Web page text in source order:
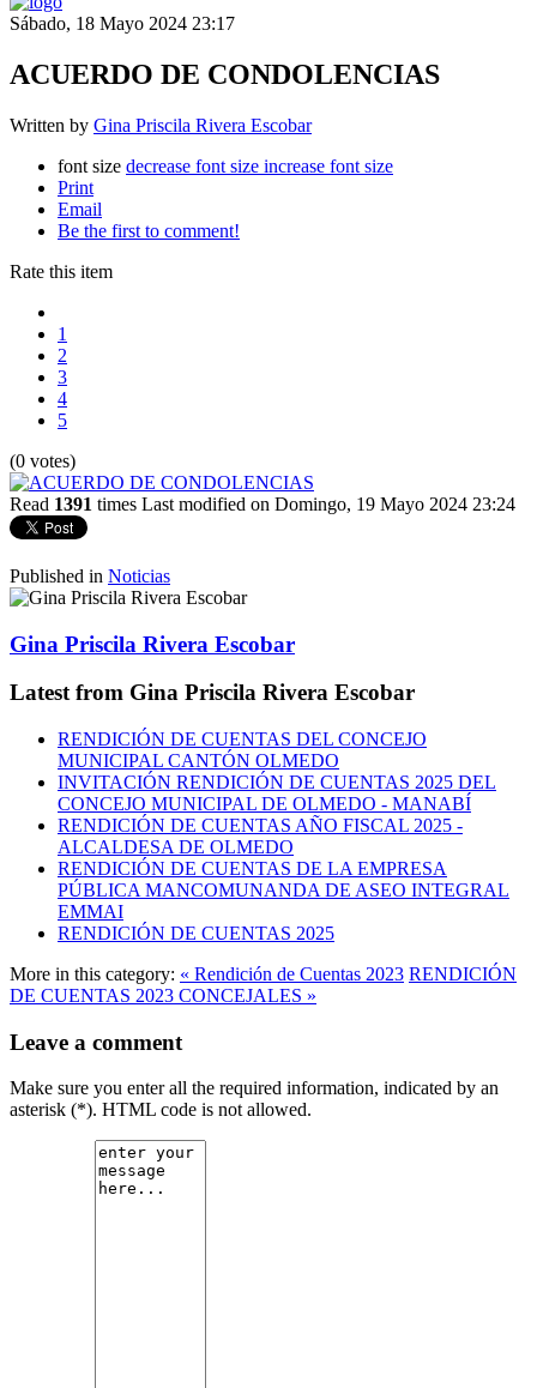
Sábado, 18 Mayo 2024 23:17
ACUERDO DE CONDOLENCIAS
Written by Gina Priscila Rivera Escobar
font size decrease font size increase font size
Print
Email
Be the first to comment!
Rate this item
1
2
3
4
5
(0 votes)
Read 1391 times Last modified on Domingo, 19 Mayo 2024 23:24
Published in Noticias
Gina Priscila Rivera Escobar
Latest from Gina Priscila Rivera Escobar
RENDICIÓN DE CUENTAS DEL CONCEJO
MUNICIPAL CANTÓN OLMEDO
INVITACIÓN RENDICIÓN DE CUENTAS 2025 DEL
CONCEJO MUNICIPAL DE OLMEDO - MANABÍ
RENDICIÓN DE CUENTAS AÑO FISCAL 2025 -
ALCALDESA DE OLMEDO
RENDICIÓN DE CUENTAS DE LA EMPRESA
PÚBLICA MANCOMUNANDA DE ASEO INTEGRAL
EMMAI
RENDICIÓN DE CUENTAS 2025
More in this category: « Rendición de Cuentas 2023 RENDICIÓN
DE CUENTAS 2023 CONCEJALES »
Leave a comment
Make sure you enter all the required information, indicated by an
asterisk (*). HTML code is not allowed.